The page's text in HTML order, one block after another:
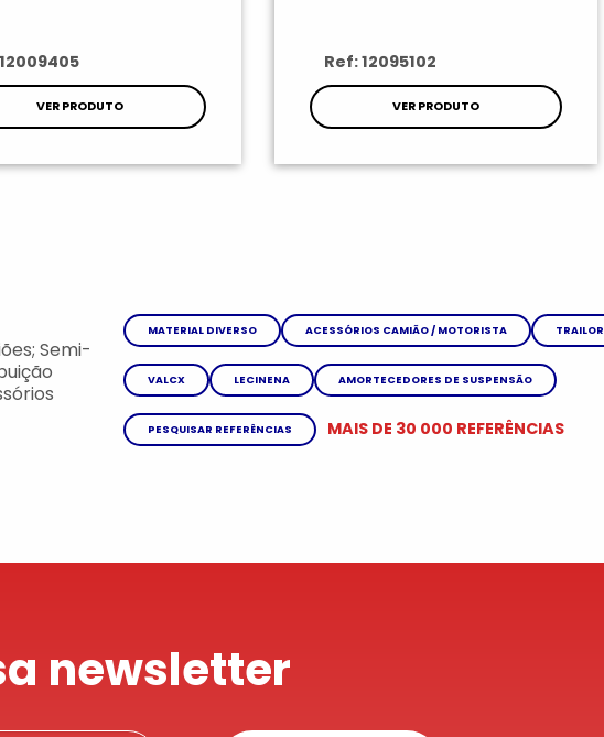
VER PRODUTO
Ref: 12095102
VER PRODUTO
Semi-
MATERIAL DIVERSO ACESSÓRIOS CAMIÃO / MOTORISTA TRAILOR
VALCX LECINENA AMORTECEDORES DE SUSPENSÃO
PESQUISAR REFERÊNCIAS MAIS DE 30 000 REFERÊNCIAS
newsletter